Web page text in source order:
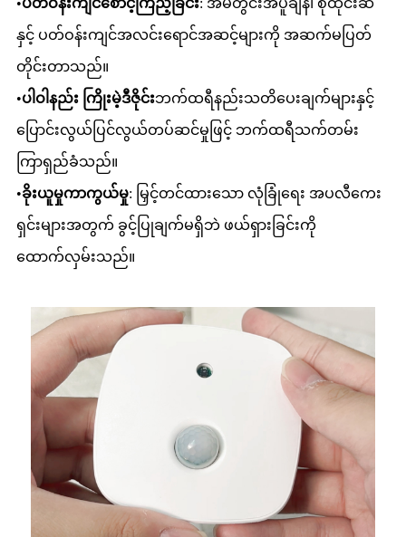
•ပတ်ဝန်းကျင်စောင့်ကြည့်ခြင်း: အိမ်တွင်းအပူချိန်၊ စိုထိုင်းဆ
နှင့် ပတ်ဝန်းကျင်အလင်းရောင်အဆင့်များကို အဆက်မပြတ်
တိုင်းတာသည်။
•ပါဝါနည်း ကြိုးမဲ့ဒီဇိုင်းဘက်ထရီနည်းသတိပေးချက်များနှင့်
ပြောင်းလွယ်ပြင်လွယ်တပ်ဆင်မှုဖြင့် ဘက်ထရီသက်တမ်း
ကြာရှည်ခံသည်။
•ခိုးယူမှုကာကွယ်မှု: မြှင့်တင်ထားသော လုံခြုံရေး အပလီကေး
ရှင်းများအတွက် ခွင့်ပြုချက်မရှိဘဲ ဖယ်ရှားခြင်းကို
ထောက်လှမ်းသည်။